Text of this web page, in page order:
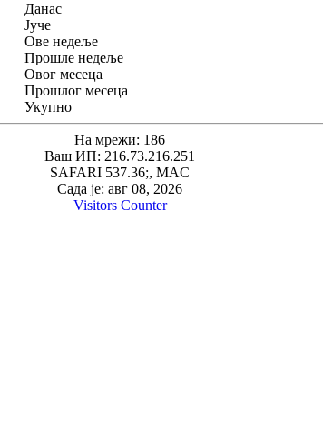
Данас
Јуче
Ове недеље
Прошле недеље
Овог месеца
Прошлог месеца
Укупно
На мрежи: 186
Ваш ИП: 216.73.216.251
SAFARI 537.36;, MAC
Сада је: авг 08, 2026
Visitors Counter